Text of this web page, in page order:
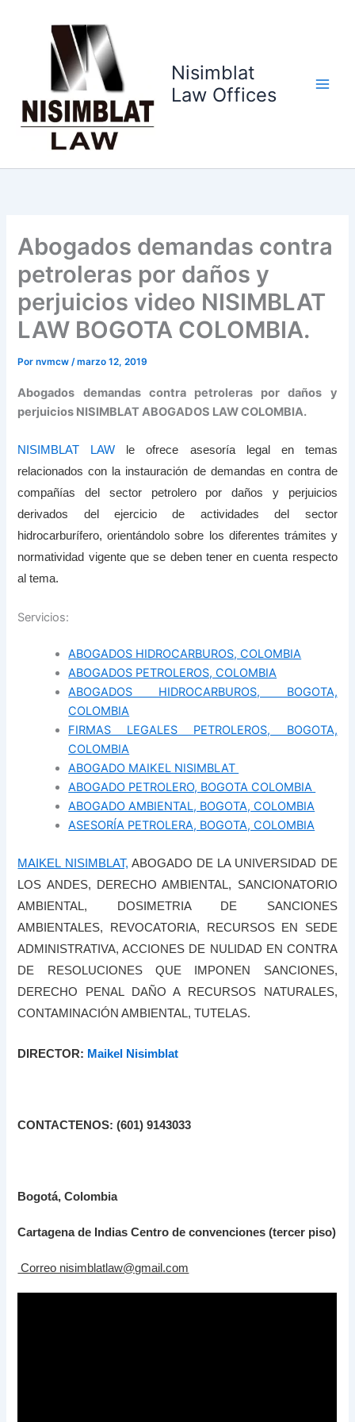
contenido
Nisimblat
Law Offices
Abogados demandas contra
petroleras por daños y
perjuicios video NISIMBLAT
LAW BOGOTA COLOMBIA.
Pornvmcw/marzo 12, 2019
Abogados demandas contra petroleras por daños y
perjuicios NISIMBLAT ABOGADOS LAW COLOMBIA.
NISIMBLAT LAW le ofrece asesoría legal en temas
relacionados con la instauración de demandas en contra de
compañías del sector petrolero por daños y perjuicios
derivados del ejercicio de actividades del sector
hidrocarburífero, orientándolo sobre los diferentes trámites y
normatividad vigente que se deben tener en cuenta respecto
al tema.
Servicios:
ABOGADOS HIDROCARBUROS, COLOMBIA
ABOGADOS PETROLEROS, COLOMBIA
ABOGADOS HIDROCARBUROS, BOGOTA,
COLOMBIA
FIRMAS LEGALES PETROLEROS, BOGOTA,
COLOMBIA
ABOGADO MAIKEL NISIMBLAT
ABOGADO PETROLERO, BOGOTA COLOMBIA
ABOGADO AMBIENTAL, BOGOTA, COLOMBIA
ASESORÍA PETROLERA, BOGOTA, COLOMBIA
MAIKEL NISIMBLAT, ABOGADO DE LA UNIVERSIDAD DE
LOS ANDES, DERECHO AMBIENTAL, SANCIONATORIO
AMBIENTAL, DOSIMETRIA DE SANCIONES
AMBIENTALES, REVOCATORIA, RECURSOS EN SEDE
ADMINISTRATIVA, ACCIONES DE NULIDAD EN CONTRA
DE RESOLUCIONES QUE IMPONEN SANCIONES,
DERECHO PENAL DAÑO A RECURSOS NATURALES,
CONTAMINACIÓN AMBIENTAL, TUTELAS.
DIRECTOR: Maikel Nisimblat
CONTACTENOS: (601) 9143033
Bogotá, Colombia
Cartagena de Indias Centro de convenciones (tercer piso)
Correo nisimblatlaw@gmail.com